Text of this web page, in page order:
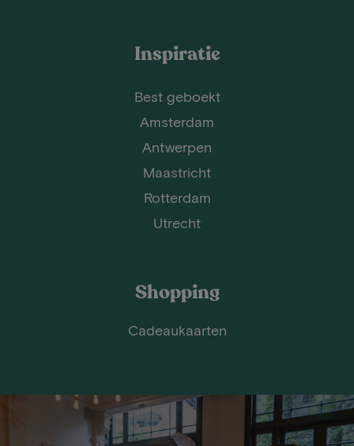
Inspiratie
Best geboekt
Amsterdam
Antwerpen
Maastricht
Rotterdam
Utrecht
Shopping
Cadeaukaarten